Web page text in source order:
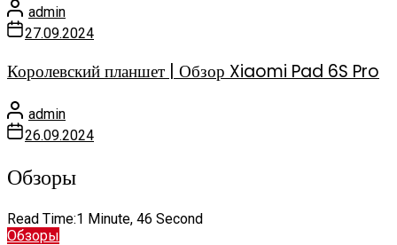
admin
27.09.2024
Королевский планшет | Обзор Xiaomi Pad 6S Pro
admin
26.09.2024
Обзоры
Read Time:1 Minute, 46 Second
Обзоры